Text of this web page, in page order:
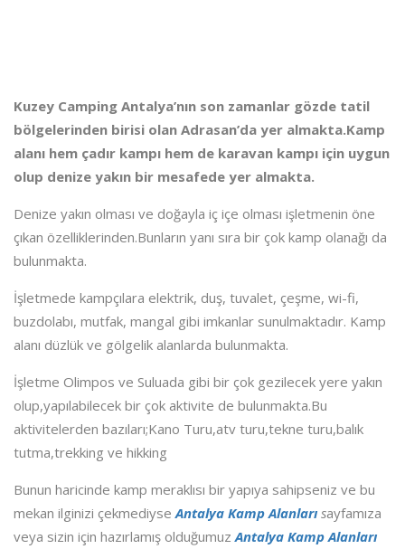
Kuzey Camping Antalya’nın son zamanlar gözde tatil
bölgelerinden birisi olan Adrasan’da yer almakta.Kamp
alanı hem çadır kampı hem de karavan kampı için uygun
olup denize yakın bir mesafede yer almakta.
Denize yakın olması ve doğayla iç içe olması işletmenin öne
çıkan özelliklerinden.Bunların yanı sıra bir çok kamp olanağı da
bulunmakta.
İşletmede kampçılara elektrik, duş, tuvalet, çeşme, wi-fi,
buzdolabı, mutfak, mangal gibi imkanlar sunulmaktadır. Kamp
alanı düzlük ve gölgelik alanlarda bulunmakta.
İşletme Olimpos ve Suluada gibi bir çok gezilecek yere yakın
olup,yapılabilecek bir çok aktivite de bulunmakta.Bu
aktivitelerden bazıları;Kano Turu,atv turu,tekne turu,balık
tutma,trekking ve hikking
Bunun haricinde kamp meraklısı bir yapıya sahipseniz ve bu
mekan ilginizi çekmediyseAntalya Kamp Alanları sayfamıza
veya sizin için hazırlamış olduğumuzAntalya Kamp Alanları